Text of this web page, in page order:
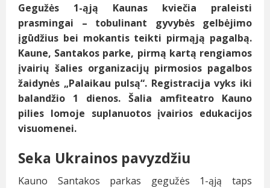
Gegužės 1-ąją Kaunas kviečia praleisti
prasmingai – tobulinant gyvybės gelbėjimo
įgūdžius bei mokantis teikti pirmąją pagalbą.
Kaune, Santakos parke, pirmą kartą rengiamos
įvairių šalies organizacijų pirmosios pagalbos
žaidynės „Palaikau pulsą“. Registracija vyks iki
balandžio 1 dienos. Šalia amfiteatro Kauno
pilies lomoje suplanuotos įvairios edukacijos
visuomenei.
Seka Ukrainos pavyzdžiu
Kauno Santakos parkas gegužės 1-ąją taps